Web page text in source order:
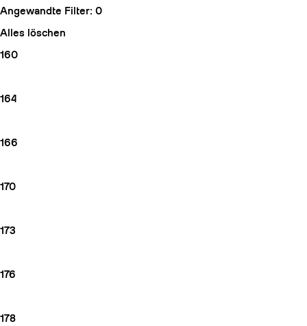
Angewandte Filter: 0
Alles löschen
160
164
166
170
173
176
178